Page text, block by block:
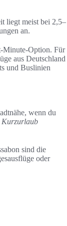
liegt meist bei 2,5–
an.
Minute-Option. Für
aus Deutschland
und Buslinien
wenn du
Kurzurlaub
sind die
oder